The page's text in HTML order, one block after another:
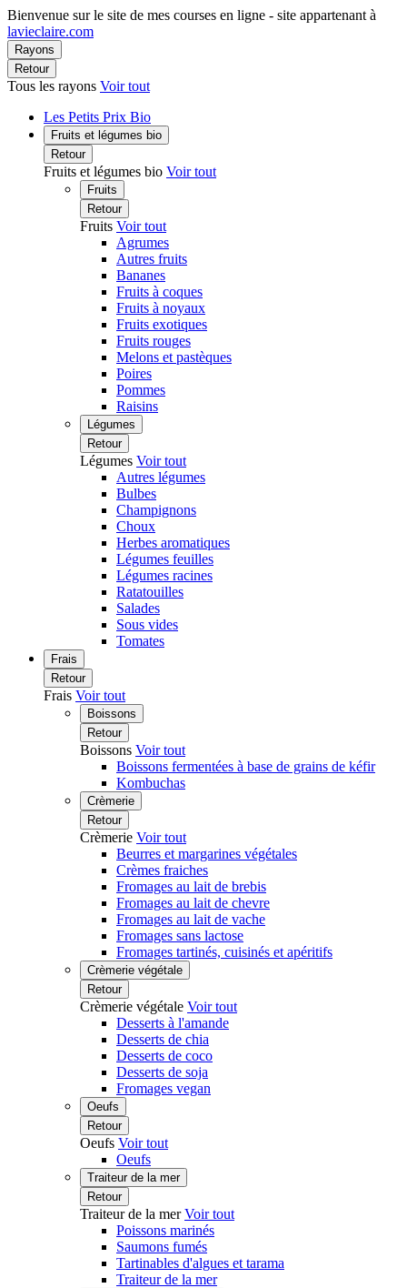
Bienvenue sur le site de mes courses en ligne - site appartenant à
lavieclaire.com
Rayons
Retour
Tous les rayons Voir tout
Les Petits Prix Bio
Fruits et légumes bio
Retour
Fruits et légumes bio Voir tout
Fruits
Retour
Fruits Voir tout
Agrumes
Autres fruits
Bananes
Fruits à coques
Fruits à noyaux
Fruits exotiques
Fruits rouges
Melons et pastèques
Poires
Pommes
Raisins
Légumes
Retour
Légumes Voir tout
Autres légumes
Bulbes
Champignons
Choux
Herbes aromatiques
Légumes feuilles
Légumes racines
Ratatouilles
Salades
Sous vides
Tomates
Frais
Retour
Frais Voir tout
Boissons
Retour
Boissons Voir tout
Boissons fermentées à base de grains de kéfir
Kombuchas
Crèmerie
Retour
Crèmerie Voir tout
Beurres et margarines végétales
Crèmes fraiches
Fromages au lait de brebis
Fromages au lait de chevre
Fromages au lait de vache
Fromages sans lactose
Fromages tartinés, cuisinés et apéritifs
Crèmerie végétale
Retour
Crèmerie végétale Voir tout
Desserts à l'amande
Desserts de chia
Desserts de coco
Desserts de soja
Fromages vegan
Oeufs
Retour
Oeufs Voir tout
Oeufs
Traiteur de la mer
Retour
Traiteur de la merVoir tout
Poissons marinés
Saumons fumés
Tartinables d'algues et tarama
Traiteur de la mer